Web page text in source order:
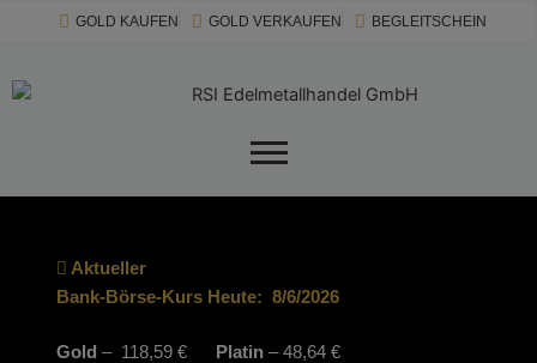
GOLD KAUFEN GOLD VERKAUFEN BEGLEITSCHEIN
Aktueller
Bank-Börse-Kurs Heute: 8/6/2026
Gold – 118,59 € Platin – 48,64 €
modal-check